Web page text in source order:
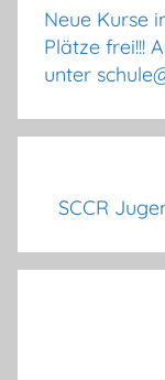
Neue Kurse
Plätze frei!!!
unter
SCCR